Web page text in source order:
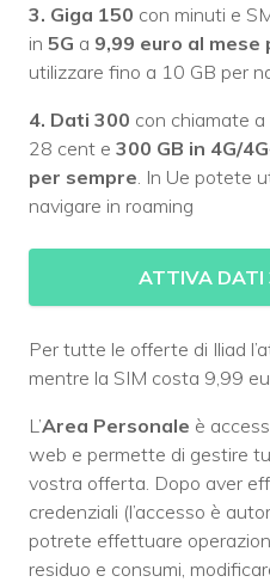
3. Giga 150 con minuti e
in 5G a 9,99 euro al mese
utilizzare fino a 10 GB per
4. Dati 300 con chiamate
28 cent e 300 GB in 4G/
per sempre. In Ue potete
navigare in roaming
ATTIVA DATI
Per tutte le offerte di Iliad
mentre la SIM costa 9,99
L’Area Personale è
web e permette di gestire
vostra offerta. Dopo aver
credenziali (l’accesso è
potrete effettuare
residuo e consumi,